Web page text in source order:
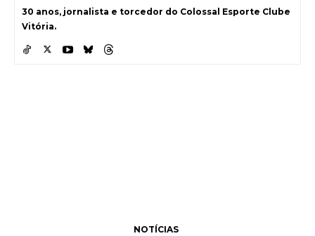
30 anos, jornalista e torcedor do Colossal Esporte Clube
Vitória.
NOTÍCIAS